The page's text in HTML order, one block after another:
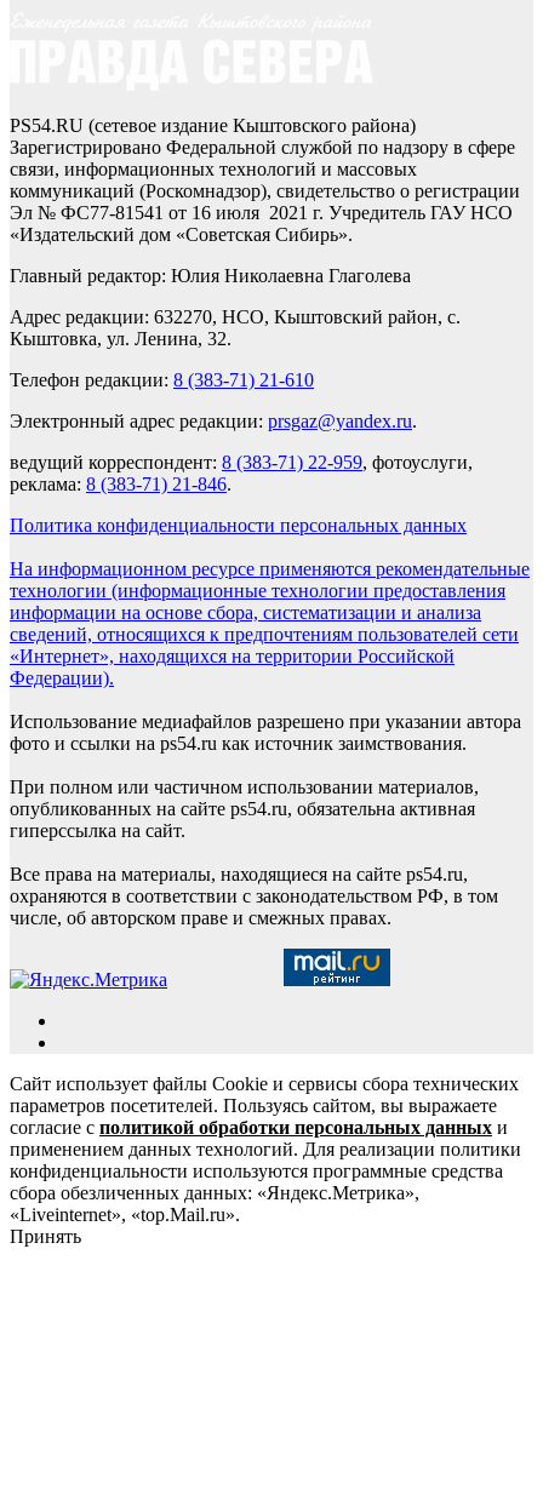
PS54.RU (сетевое издание Кыштовского района)
Зарегистрировано Федеральной службой по надзору в сфере
связи, информационных технологий и массовых
коммуникаций (Роскомнадзор), свидетельство о регистрации
Эл № ФС77-81541 от 16 июля 2021 г. Учредитель ГАУ НСО
«Издательский дом «Советская Сибирь».
Главный редактор: Юлия Николаевна Глаголева
Адрес редакции: 632270, НСО, Кыштовский район, с.
Кыштовка, ул. Ленина, 32.
Телефон редакции: 8 (383-71) 21-610
Электронный адрес редакции: prsgaz@yandex.ru.
ведущий корреспондент: 8 (383-71) 22-959, фотоуслуги,
реклама: 8 (383-71) 21-846.
Политика конфиденциальности персональных данных
На информационном ресурсе применяются рекомендательные
технологии (информационные технологии предоставления
информации на основе сбора, систематизации и анализа
сведений, относящихся к предпочтениям пользователей сети
«Интернет», находящихся на территории Российской
Федерации).
Использование медиафайлов разрешено при указании автора
фото и ссылки на ps54.ru как источник заимствования.
При полном или частичном использовании материалов,
опубликованных на сайте ps54.ru, обязательна активная
гиперссылка на сайт.
Все права на материалы, находящиеся на сайте ps54.ru,
охраняются в соответствии с законодательством РФ, в том
числе, об авторском праве и смежных правах.
Сайт использует файлы Cookie и сервисы сбора технических
параметров посетителей. Пользуясь сайтом, вы выражаете
согласие с политикой обработки персональных данных и
применением данных технологий. Для реализации политики
конфиденциальности используются программные средства
сбора обезличенных данных: «Яндекс.Метрика»,
«Liveinternet», «top.Mail.ru».
Принять